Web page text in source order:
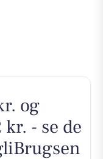
og
- se de